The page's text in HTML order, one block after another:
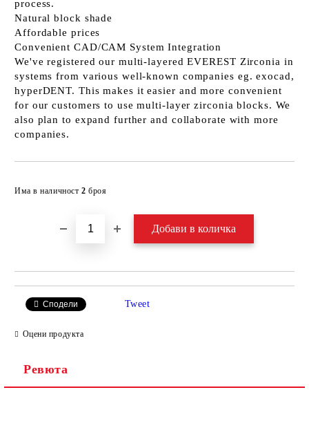
process.
Natural block shade
Affordable prices
Convenient CAD/CAM System Integration
We've registered our multi-layered EVEREST Zirconia in
systems from various well-known companies eg. exocad,
hyperDENT. This makes it easier and more convenient
for our customers to use multi-layer zirconia blocks. We
also plan to expand further and collaborate with more
companies.
Има в наличност 2 броя
Сподели Tweet
Оцени продукта
Ревюта